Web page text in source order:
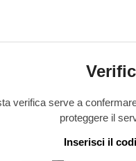
verifica serve a
proteggere il
Inserisci il